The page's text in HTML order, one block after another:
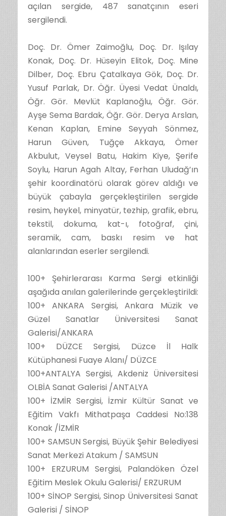
açılan sergide, 487 sanatçının eseri
sergilendi.
Doç. Dr. Ömer Zaimoğlu, Doç. Dr. Işılay
Konak, Doç. Dr. Hüseyin Elitok, Doç. Mine
Dilber, Doç. Ebru Çatalkaya Gök, Doç. Dr.
Yusuf Parlak, Dr. Öğr. Üyesi Vedat Ünaldı,
Öğr. Gör. Mevlüt Kaplanoğlu, Öğr. Gör.
Ayşe Sema Bardak, Öğr. Gör. Derya Arslan,
Kenan Kaplan, Emine Seyyah Sönmez,
Harun Güven, Tuğçe Akkaya, Ömer
Akbulut, Veysel Batu, Hakim Kiye, Şerife
Soylu, Harun Agah Altay, Ferhan Uludağ’ın
şehir koordinatörü olarak görev aldığı ve
büyük çabayla gerçekleştirilen sergide
resim, heykel, minyatür, tezhip, grafik, ebru,
tekstil, dokuma, kat-ı, fotoğraf, çini,
seramik, cam, baskı resim ve hat
alanlarından eserler sergilendi.
100+ Şehirlerarası Karma Sergi etkinliği
aşağıda anılan galerilerinde gerçekleştirildi:
100+ ANKARA Sergisi, Ankara Müzik ve
Güzel Sanatlar Üniversitesi Sanat
Galerisi/ANKARA
100+ DÜZCE Sergisi, Düzce İl Halk
Kütüphanesi Fuaye Alanı/ DÜZCE
100+ANTALYA Sergisi, Akdeniz Üniversitesi
OLBİA Sanat Galerisi /ANTALYA
100+ İZMİR Sergisi, İzmir Kültür Sanat ve
Eğitim Vakfı Mithatpaşa Caddesi No:138
Konak /İZMİR
100+ SAMSUN Sergisi, Büyük Şehir Belediyesi
Sanat Merkezi Atakum / SAMSUN
100+ ERZURUM Sergisi, Palandöken Özel
Eğitim Meslek Okulu Galerisi/ ERZURUM
100+ SİNOP Sergisi, Sinop Üniversitesi Sanat
Galerisi / SİNOP